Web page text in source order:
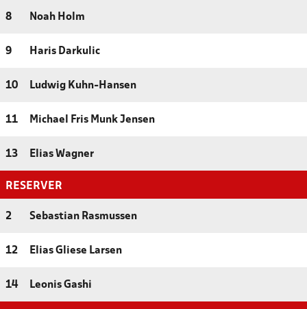
8 Noah Holm
9 Haris Darkulic
10 Ludwig Kuhn-Hansen
11 Michael Fris Munk Jensen
13 Elias Wagner
RESERVER
2 Sebastian Rasmussen
12 Elias Gliese Larsen
14 Leonis Gashi